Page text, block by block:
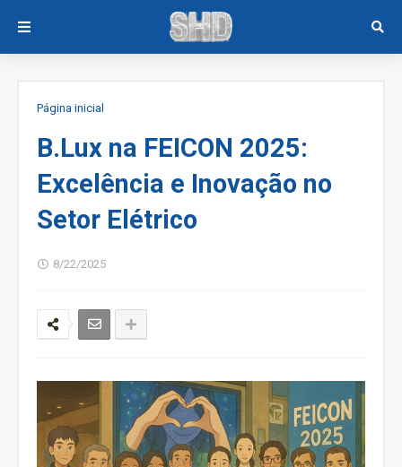
Página inicial
B.Lux na FEICON 2025:
Excelência e Inovação no
Setor Elétrico
8/22/2025